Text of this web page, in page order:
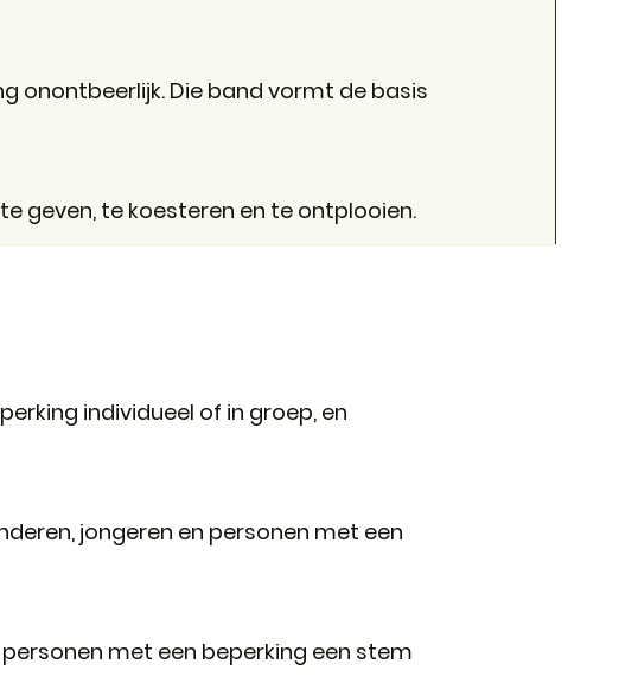
onontbeerlijk. Die band vormt de basis
geven, te koesteren en te ontplooien.
individueel of in groep, en
jongeren en personen met een
met een beperking een stem